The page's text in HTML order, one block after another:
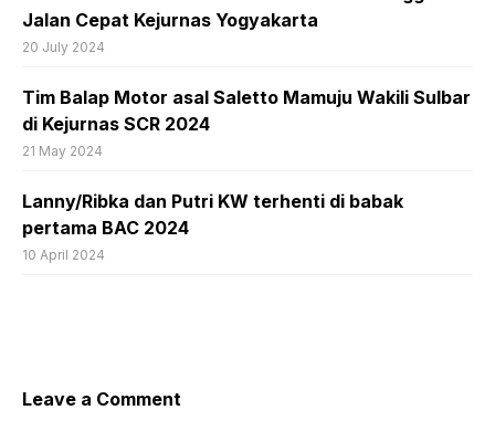
Jalan Cepat Kejurnas Yogyakarta
20 July 2024
Tim Balap Motor asal Saletto Mamuju Wakili Sulbar
di Kejurnas SCR 2024
21 May 2024
Lanny/Ribka dan Putri KW terhenti di babak
pertama BAC 2024
10 April 2024
Leave a Comment